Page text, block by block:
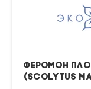
Феромон
(Scolytus